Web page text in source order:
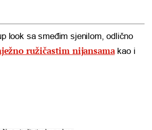
look sa smeđim sjenilom, odlično
ružičastim nijansamakao i